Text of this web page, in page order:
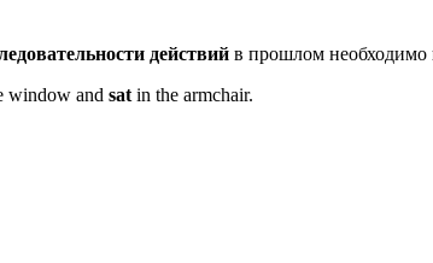
действий в прошлом необходимо
window and sat in the armchair.